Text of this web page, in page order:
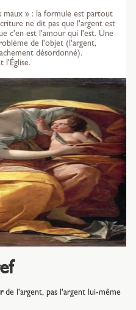
maux » : la formule est partout
ne dit pas que l'argent est
c'en est l'amour qui l'est. Une
de l'objet (l'argent,
désordonné).
l'Église.
de l'argent, pas l'argent lui-même